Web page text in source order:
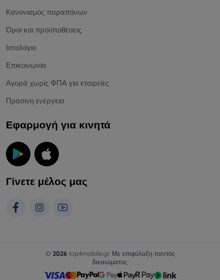
Κανονισμός παραπόνων
Όροι και προϋποθέσεις
Ιστολόγιο
Επικοινωνία
Αγορά χωρίς ΦΠΑ για εταιρείες
Πράσινη ενέργεια
Εφαρμογή για κινητά
Γίνετε μέλος μας
© 2026top4mobile.gr. Με επιφύλαξη παντός
δικαιώματος.